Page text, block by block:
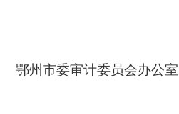
员会办公室